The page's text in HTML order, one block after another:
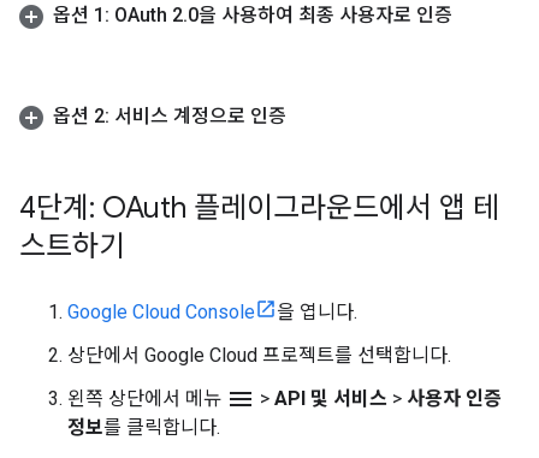
옵션 1: OAuth 2.0을 사용하여 최종 사용자로 인증
옵션 2: 서비스 계정으로 인증
4단계: OAuth 플레이그라운드에서 앱 테
스트하기
Google Cloud Console
을 엽니다.
상단에서 Google Cloud 프로젝트를 선택합니다.
왼쪽 상단에서 메뉴 menu > API 및 서비스 > 사용자 인증
정보를 클릭합니다.